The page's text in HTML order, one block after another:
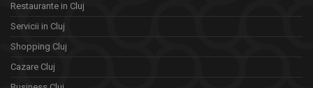
Restaurante in Cluj
Servicii in Cluj
Shopping Cluj
Cazare Cluj